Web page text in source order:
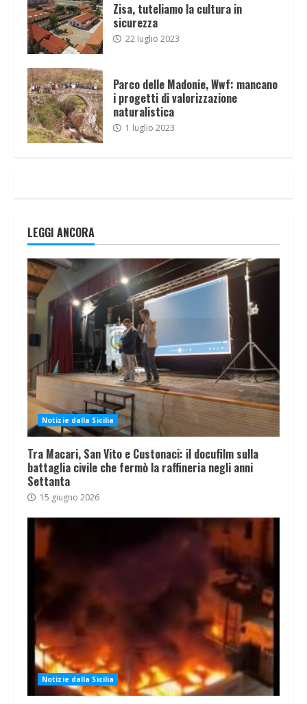
Zisa, tuteliamo la cultura in
sicurezza
22 luglio 2023
Parco delle Madonie, Wwf: mancano
i progetti di valorizzazione
naturalistica
1 luglio 2023
LEGGI ANCORA
Notizie dalla Sicilia
Tra Macari, San Vito e Custonaci: il docufilm sulla
battaglia civile che fermò la raffineria negli anni
Settanta
15 giugno 2026
Notizie dalla Sicilia